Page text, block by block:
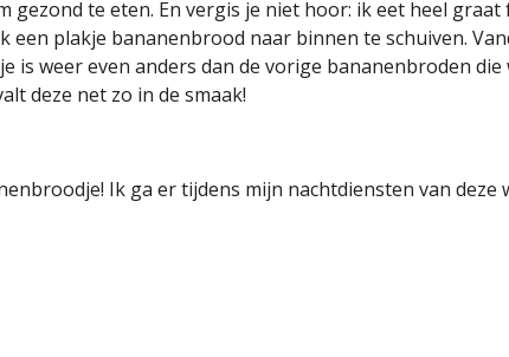
gezond te eten. En vergis je niet hoor: ik eet heel
een plakje bananenbrood naar binnen te schuiven.
is weer even anders dan de vorige bananenbroden
deze net zo in de smaak!
Ik ga er tijdens mijn nachtdiensten van deze